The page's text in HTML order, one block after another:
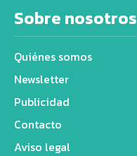
Sobre nosotros
Quiénes somos
Newsletter
Publicidad
Contacto
Aviso legal